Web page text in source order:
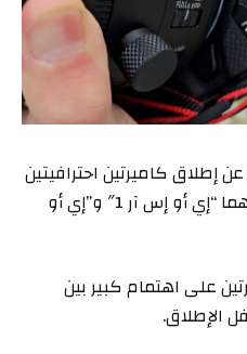
إطلاق كاميرتين احترافيتين
كاملتي الإطار وبدون مرايا، وهما “إي أو إس آر 1″ و”إي أو
على اهتمام كبير بين
الإطلاق.